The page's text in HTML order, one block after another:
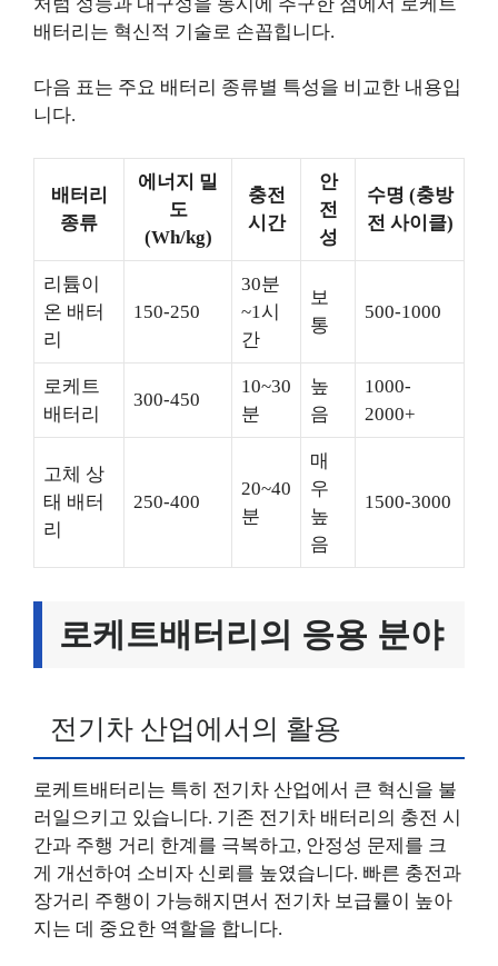
배터리는 혁신적 기술로 손꼽힙니다.
다음 표는 주요 배터리 종류별 특성을 비교한 내용입
니다.
배터리
종류
에너지 밀
도
(Wh/kg)
충전
시간
안
전
성
수명 (충방
전 사이클)
리튬이
온 배터
리
150-250
30분
~1시
간
보
통
500-1000
로케트
배터리
300-450
10~30
분
높
음
1000-
2000+
고체 상
태 배터
리
250-400
20~40
분
매
우
높
음
1500-3000
로케트배터리의 응용 분야
전기차 산업에서의 활용
로케트배터리는 특히 전기차 산업에서 큰 혁신을 불
러일으키고 있습니다. 기존 전기차 배터리의 충전 시
간과 주행 거리 한계를 극복하고, 안정성 문제를 크
게 개선하여 소비자 신뢰를 높였습니다. 빠른 충전과
장거리 주행이 가능해지면서 전기차 보급률이 높아
지는 데 중요한 역할을 합니다.